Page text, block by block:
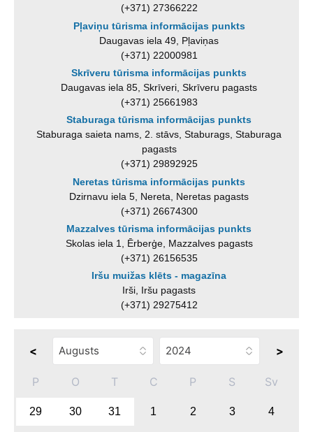
(+371) 27366222
Pļaviņu tūrisma informācijas punkts
Daugavas iela 49, Pļaviņas
(+371) 22000981
Skrīveru tūrisma informācijas punkts
Daugavas iela 85, Skrīveri, Skrīveru pagasts
(+371) 25661983
Staburaga tūrisma informācijas punkts
Staburaga saieta nams, 2. stāvs, Staburags, Staburaga
pagasts
(+371) 29892925
Neretas tūrisma informācijas punkts
Dzirnavu iela 5, Nereta, Neretas pagasts
(+371) 26674300
Mazzalves tūrisma informācijas punkts
Skolas iela 1, Ērberģe, Mazzalves pagasts
(+371) 26156535
Iršu muižas klēts - magazīna
Irši, Iršu pagasts
(+371) 29275412
< >
P O T C P S Sv
29 30 31 1 2 3 4